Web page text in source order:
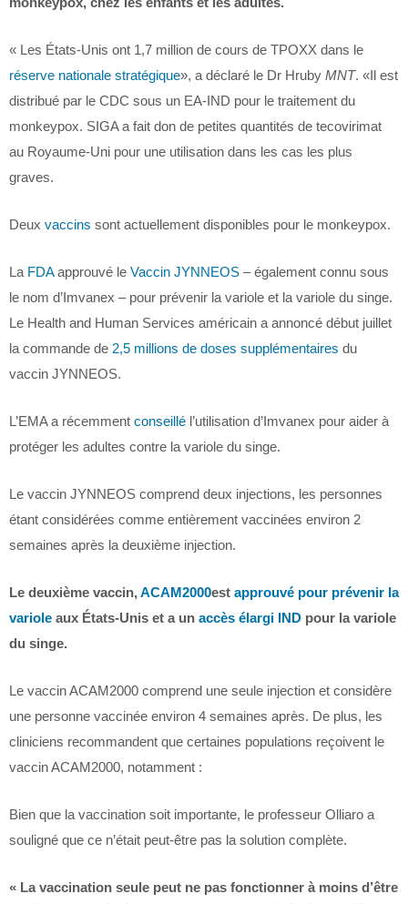
« Les États-Unis ont 1,7 million de cours de TPOXX dans le
réserve nationale stratégique», a déclaré le Dr Hruby MNT. «Il est
distribué par le CDC sous un EA-IND pour le traitement du
monkeypox. SIGA a fait don de petites quantités de tecovirimat
au Royaume-Uni pour une utilisation dans les cas les plus
graves.
Deux vaccins sont actuellement disponibles pour le monkeypox.
La FDAapprouvé le Vaccin JYNNEOS – également connu sous
le nom d’Imvanex – pour prévenir la variole et la variole du singe.
Le Health and Human Services américain a annoncé début juillet
la commande de 2,5 millions de doses supplémentaires du
vaccin JYNNEOS.
L’EMA a récemment conseillé l’utilisation d’Imvanex pour aider à
protéger les adultes contre la variole du singe.
Le vaccin JYNNEOS comprend deux injections, les personnes
étant considérées comme entièrement vaccinées environ 2
semaines après la deuxième injection.
Le deuxième vaccin,ACAM2000est approuvé pour prévenir la
variole aux États-Unis et a un accès élargi IND pour la variole
du singe.
Le vaccin ACAM2000 comprend une seule injection et considère
une personne vaccinée environ 4 semaines après. De plus, les
cliniciens recommandent que certaines populations reçoivent le
vaccin ACAM2000, notamment :
Bien que la vaccination soit importante, le professeur Olliaro a
souligné que ce n’était peut-être pas la solution complète.
« La vaccination seule peut ne pas fonctionner à moins d’être